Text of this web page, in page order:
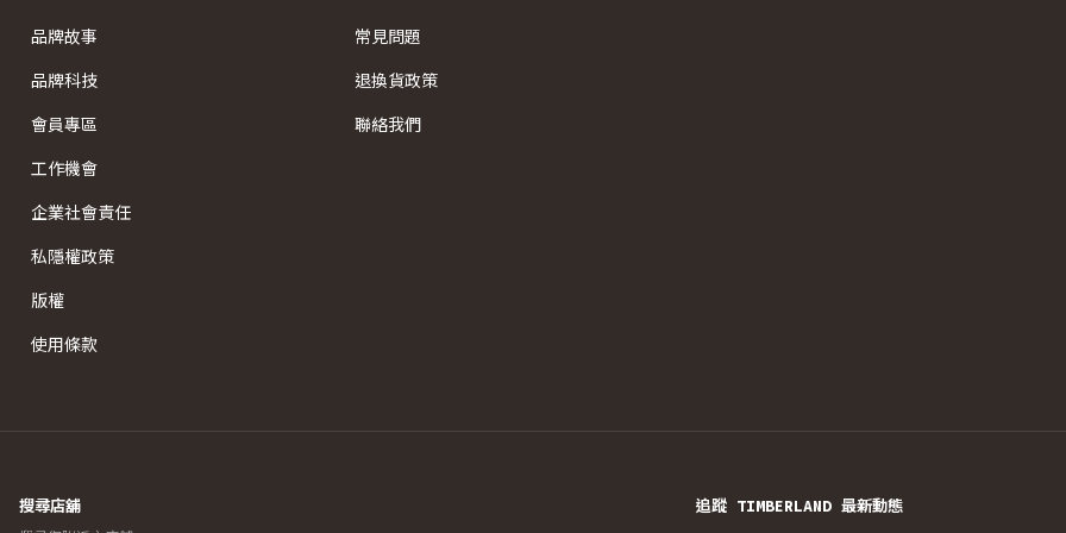
品牌故事
品牌科技
會員專區
工作機會
企業社會責任
私隱權政策
版權
使用條款
常見問題
退換貨政策
聯絡我們
搜尋店舖 追蹤 TIMBERLAND 最新動態